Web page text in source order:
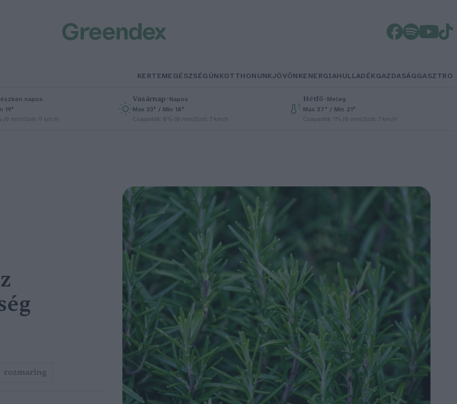
KERTEMEGÉSZSÉGÜNKOTTHONUNKJÖVŐNKENERGIAHULLADÉKGAZDASÁGGASZTRO
napos
19°
(0 mm)Szél: 9 km/h
Vasárnap–Napos
Max 33° / Min 18°
Csapadék: 0% (0 mm)Szél: 7 km/h
Hétfő–Meleg
Max 37° / Min 21°
Csapadék: 1% (0 mm)Szél: 7 km/h
rozmaring